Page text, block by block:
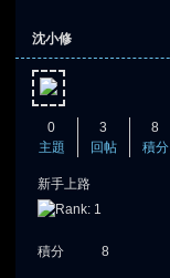
沈小修
0
主題
3
回帖
8
積分
新手上路
積分 8